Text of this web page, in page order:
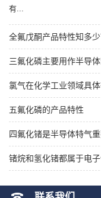
有...
全氟戊酮产品特性知多少
三氟化磷主要用作半导
氯气在化学工业领域具体
五氟化磷的产品特性
四氟化锗是半导体特气
锗烷和氢化锗都属于电